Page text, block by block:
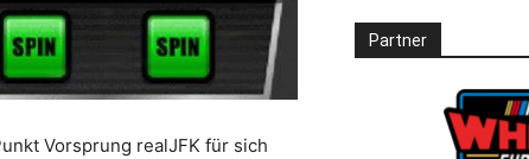
Vorsprung realJFK für sich
Partner